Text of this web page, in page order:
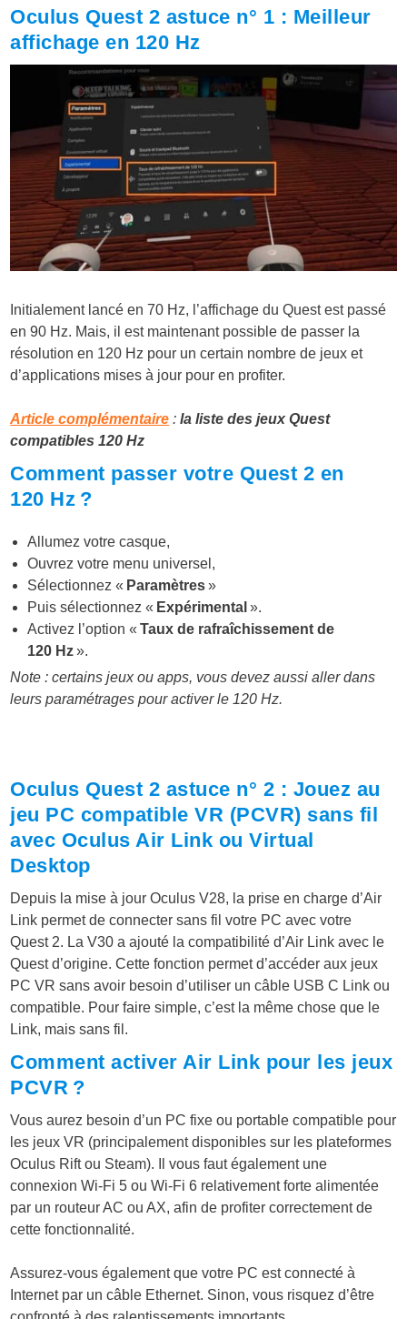
Oculus Quest 2 astuce n° 1 : Meilleur
affichage en 120 Hz
Initialement lancé en 70 Hz, l’affichage du Quest est passé
en 90 Hz. Mais, il est maintenant possible de passer la
résolution en 120 Hz pour un certain nombre de jeux et
d’applications mises à jour pour en profiter.
Article complémentaire :la liste des jeux Quest
compatibles 120 Hz
Comment passer votre Quest 2 en
120 Hz ?
Allumez votre casque,
Ouvrez votre menu universel,
Sélectionnez « Paramètres»
Puis sélectionnez « Expérimental».
Activez l’option «Taux de rafraîchissement de
120 Hz».
Note : certains jeux ou apps, vous devez aussi aller dans
leurs paramétrages pour activer le 120 Hz.
Oculus Quest 2 astuce n° 2 : Jouez au
jeu PC compatible VR (PCVR) sans fil
avec Oculus Air Link ou Virtual
Desktop
Depuis la mise à jour Oculus V28, la prise en charge d’Air
Link permet de connecter sans fil votre PC avec votre
Quest 2. La V30 a ajouté la compatibilité d’Air Link avec le
Quest d’origine. Cette fonction permet d’accéder aux jeux
PC VR sans avoir besoin d’utiliser un câble USB C Link ou
compatible. Pour faire simple, c’est la même chose que le
Link, mais sans fil.
Comment activer Air Link pour les jeux
PCVR ?
Vous aurez besoin d’un PC fixe ou portable compatible pour
les jeux VR (principalement disponibles sur les plateformes
Oculus Rift ou Steam). Il vous faut également une
connexion Wi-Fi 5 ou Wi-Fi 6 relativement forte alimentée
par un routeur AC ou AX, afin de profiter correctement de
cette fonctionnalité.
Assurez-vous également que votre PC est connecté à
Internet par un câble Ethernet. Sinon, vous risquez d’être